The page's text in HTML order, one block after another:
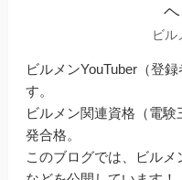
ビル
ビルメンYouTuber（登
す。
ビルメン関連資格（電
発合格。
このブログでは、ビル